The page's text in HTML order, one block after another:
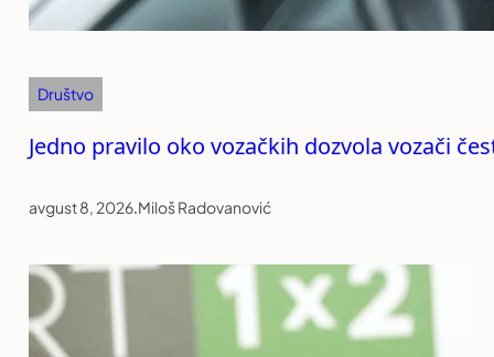
Društvo
Jedno pravilo oko vozačkih dozvola vozači
avgust 8, 2026.Miloš Radovanović